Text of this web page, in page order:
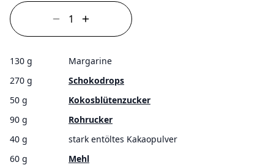
130 g
Margarine
270 g
Schokodrops
50 g
Kokosblütenzucker
90 g
Rohrucker
40 g
stark entöltes Kakaopulver
60 g
Mehl